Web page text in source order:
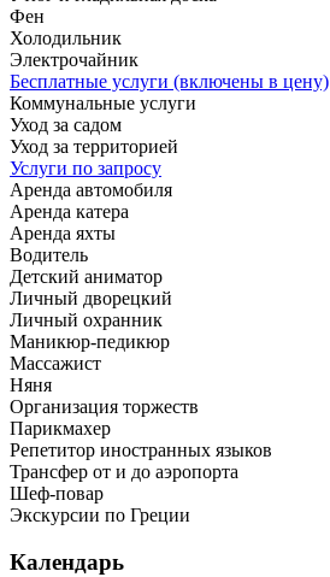
Фен
Холодильник
Электрочайник
Бесплатные услуги (включены в цену)
Коммунальные услуги
Уход за садом
Уход за территорией
Услуги по запросу
Аренда автомобиля
Аренда катера
Аренда яхты
Водитель
Детский аниматор
Личный дворецкий
Личный охранник
Маникюр-педикюр
Массажист
Няня
Организация торжеств
Парикмахер
Репетитор иностранных языков
Трансфер от и до аэропорта
Шеф-повар
Экскурсии по Греции
Календарь